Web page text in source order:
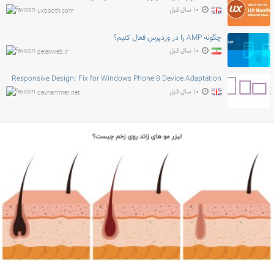
uxbooth.com ۱۰ سال قبل
چگونه AMP را در وردپرس فعال کنیم؟
pelakweb.ir ۱۰ سال قبل
Responsive Design: Fix for Windows Phone 8 Device Adaptation
devhammer.net ۱۰ سال قبل